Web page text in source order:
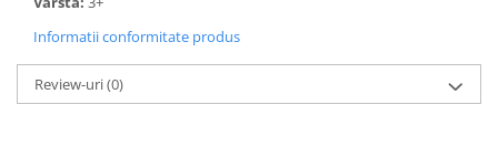
Informatii conformitate produs
Review-uri(0)